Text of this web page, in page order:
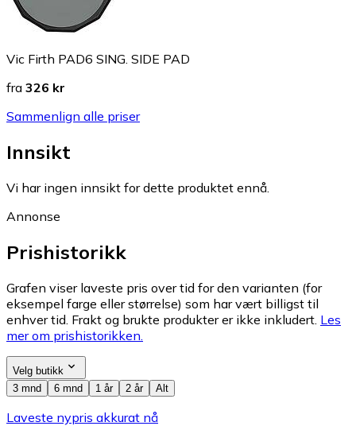
Vic Firth PAD6 SING. SIDE PAD
fra 326 kr
Sammenlign alle priser
Innsikt
Vi har ingen innsikt for dette produktet ennå.
Annonse
Prishistorikk
Grafen viser laveste pris over tid for den varianten (for
eksempel farge eller størrelse) som har vært billigst til
enhver tid. Frakt og brukte produkter er ikke inkludert. Les
mer om prishistorikken.
Velg butikk
3 mnd
6 mnd 1 år 2 år Alt
Laveste nypris akkurat nå